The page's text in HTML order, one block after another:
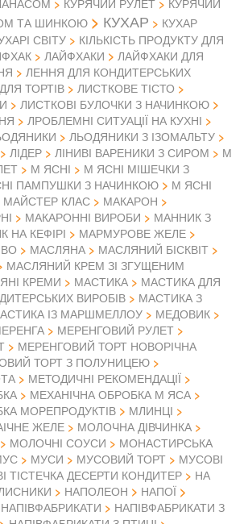
ТА ШИНКОЮ
КУХАР
КУХАР
СВІТУ
КІЛЬКІСТЬ ПРОДУКТУ ДЛЯ
ЛАЙФХАКИ
ЛАЙФХАКИ ДЛЯ
ЛЕННЯ ДЛЯ КОНДИТЕРСЬКИХ
ТОРТІВ
ЛИСТКОВЕ ТІСТО
ЛИСТКОВІ БУЛОЧКИ З НАЧИНКОЮ
ЛРОБЛЕМНІ СИТУАЦІЇ НА КУХНІ
ЛЬОДЯНИКИ З ІЗОМАЛЬТУ
ЛІДЕР ЛІНИВІ ВАРЕНИКИ З СИРОМ
М
М ЯСНІ
М ЯСНІ МІШЕЧКИ З
ПАМПУШКИ З НАЧИНКОЮ
М ЯСНІ
МАЙСТЕР КЛАС
МАКАРОН
МАКАРОННІ ВИРОБИ
МАННИК З
НА КЕФІРІ
МАРМУРОВЕ ЖЕЛЕ
МАСЛЯНА
МАСЛЯНИЙ БІСКВІТ
МАСЛЯНИЙ КРЕМ ЗІ ЗГУЩЕНИМ
КРЕМИ МАСТИКА
МАСТИКА ДЛЯ
ВИРОБІВ
МАСТИКА З
ІЗ МАРШМЕЛЛОУ
МЕДОВИК
МЕРЕНГОВИЙ РУЛЕТ
МЕРЕНГОВИЙ ТОРТ НОВОРІЧНА
ТОРТ З ПОЛУНИЦЕЮ
МЕТОДИЧНІ РЕКОМЕНДАЦІЇ
МЕХАНІЧНА ОБРОБКА М ЯСА
МОРЕПРОДУКТІВ
МЛИНЦІ
ЖЕЛЕ
МОЛОЧНА ДІВЧИНКА
МОЛОЧНІ СОУСИ
МОНАСТИРСЬКА
МУСИ МУСОВИЙ ТОРТ
МУСОВІ
ТІСТЕЧКА ДЕСЕРТИ КОНДИТЕР
НА
НАПОЛЕОН НАПОЇ
НАПІВФАБРИКАТИ
НАПІВФАБРИКАТИ З